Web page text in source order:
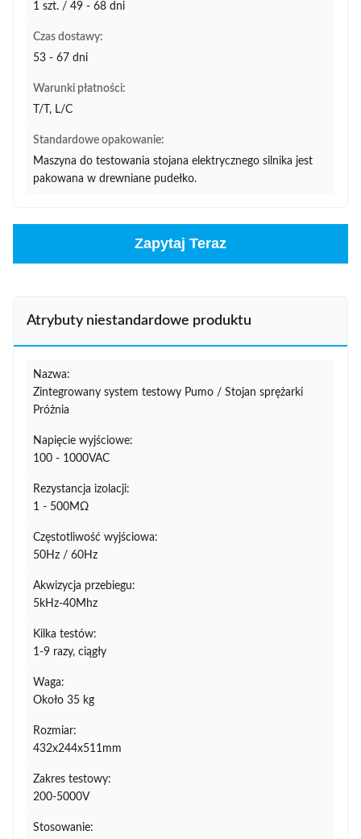
1 szt. / 49 - 68 dni
Czas dostawy:
53 - 67 dni
Warunki płatności:
T/T, L/C
Standardowe opakowanie:
Maszyna do testowania stojana elektrycznego silnika jest
pakowana w drewniane pudełko.
Zapytaj Teraz
Atrybuty niestandardowe produktu
Nazwa:
Zintegrowany system testowy Pumo / Stojan sprężarki
Próżnia
Napięcie wyjściowe:
100 - 1000VAC
Rezystancja izolacji:
1 - 500MΩ
Częstotliwość wyjściowa:
50Hz / 60Hz
Akwizycja przebiegu:
5kHz-40Mhz
Kilka testów:
1-9 razy, ciągły
Waga:
Około 35 kg
Rozmiar:
432x244x511mm
Zakres testowy:
200-5000V
Stosowanie: